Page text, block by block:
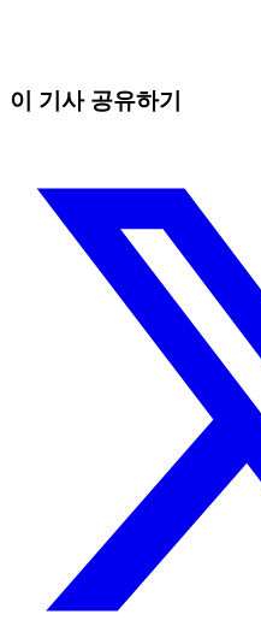
이 기사 공유하기